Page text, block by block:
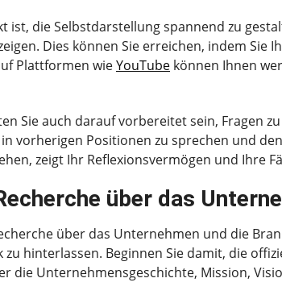
ist, die Selbstdarstellung spannend zu
Dies können Sie erreichen, indem
Plattformen wieYouTube können Ihnen
Sie auch darauf vorbereitet sein, Fragen
vorherigen Positionen zu sprechen und
zeigt Ihr Reflexionsvermögen und Ihre
über das
über das Unternehmen und die
zu hinterlassen. Beginnen Sie damit, die
die Unternehmensgeschichte, Mission,